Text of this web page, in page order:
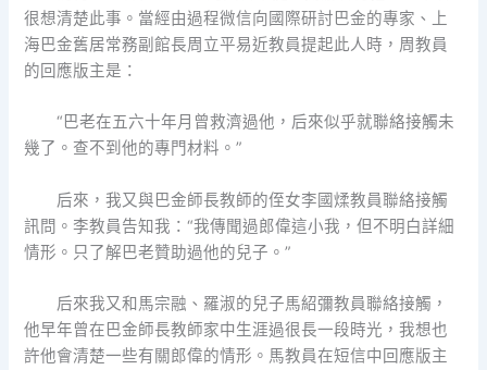
很想清楚此事。當經由過程微信向國際研討巴金的專家、上
海巴金舊居常務副館長周立平易近教員提起此人時，周教員
的回應版主是：
“巴老在五六十年月曾救濟過他，后來似乎就聯絡接觸未
幾了。查不到他的專門材料。”
后來，我又與巴金師長教師的侄女李國煣教員聯絡接觸
訊問。李教員告知我：“我傳聞過郎偉這小我，但不明白詳細
情形。只了解巴老贊助過他的兒子。”
后來我又和馬宗融、羅淑的兒子馬紹彌教員聯絡接觸，
他早年曾在巴金師長教師家中生涯過很長一段時光，我想也
許他會清楚一些有關郎偉的情形。馬教員在短信中回應版主